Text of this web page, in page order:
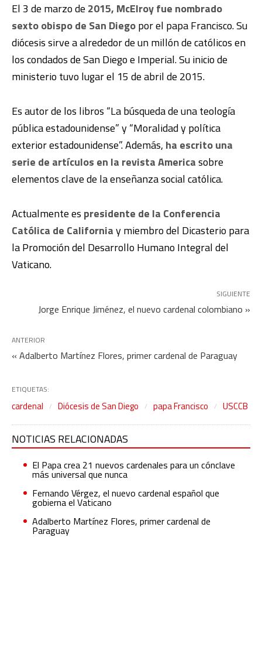
El 3 de marzo de 2015, McElroy fue nombrado
sexto obispo de San Diegopor el papa Francisco. Su
diócesis sirve a alrededor de un millón de católicos en
los condados de San Diego e Imperial. Su inicio de
ministerio tuvo lugar el 15 de abril de 2015.
Es autor de los libros “La búsqueda de una teología
pública estadounidense” y “Moralidad y política
exterior estadounidense”. Además, ha escrito una
serie de artículos en la revista Americasobre
elementos clave de la enseñanza social católica.
Actualmente es presidente de la Conferencia
Católica de Californiay miembro del Dicasterio para
la Promoción del Desarrollo Humano Integral del
Vaticano.
SIGUIENTE
Jorge Enrique Jiménez, el nuevo cardenal colombiano »
ANTERIOR
« Adalberto Martínez Flores, primer cardenal de Paraguay
ETIQUETAS:
cardenal Diócesis de San Diego papa Francisco USCCB
NOTICIAS RELACIONADAS
El Papa crea 21 nuevos cardenales para un cónclave
más universal que nunca
Fernando Vérgez, el nuevo cardenal español que
gobierna el Vaticano
Adalberto Martínez Flores, primer cardenal de
Paraguay